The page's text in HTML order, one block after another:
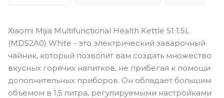
Xiaomi Mijia Multifunctional Health Kettle S1 1.5L
(MDS2A0) White - это электрический заварочный
чайник, который позволит вам создать множество
вкусных горячих напитков, не прибегая к помощи
дополнительных приборов. Он обладает большим
объёмом в 1,5 литра, регулируемыми настройками